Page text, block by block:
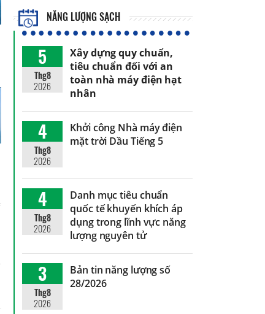
NĂNG LƯỢNG SẠCH
5
Thg8
2026
Xây dựng quy chuẩn,
tiêu chuẩn đối với an
toàn nhà máy điện hạt
nhân
4
Thg8
2026
Khởi công Nhà máy điện
mặt trời Dầu Tiếng 5
4
Thg8
2026
Danh mục tiêu chuẩn
quốc tế khuyến khích áp
dụng trong lĩnh vực năng
lượng nguyên tử
3
Thg8
2026
Bản tin năng lượng số
28/2026